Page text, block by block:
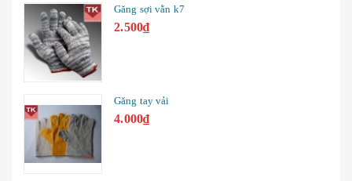
Găng sợi vằn k7
2.500₫
Găng tay vải
4.000₫